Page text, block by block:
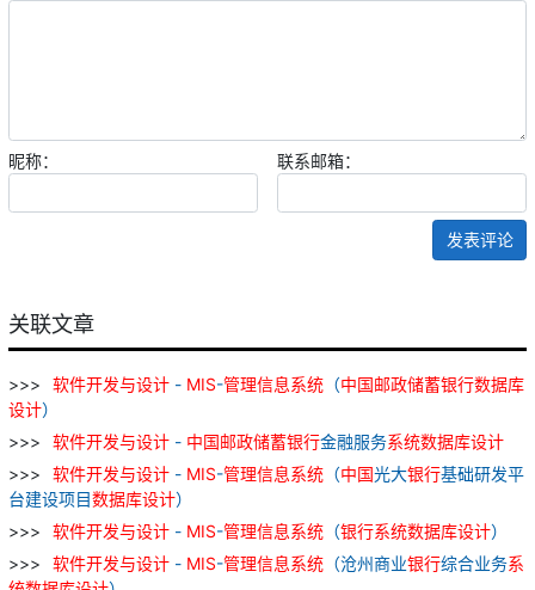
昵称： 联系邮箱：
发表评论
关联文章
软件开发与设计 - MIS-管理信息系统 （中国邮政储蓄银行数据库
设计）
软件开发与设计 - 中国邮政储蓄银行金融服务系统数据库设计
软件开发与设计 - MIS-管理信息系统 （中国光大银行基础研发平
台建设项目数据库设计）
软件开发与设计 - MIS-管理信息系统 （银行系统数据库设计）
软件开发与设计 - MIS-管理信息系统 （沧州商业银行综合业务系